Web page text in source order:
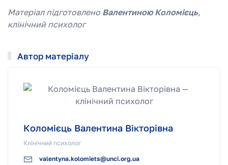
Матеріал підготовлено Валентиною Коломієць,
клінічний психолог
Автор матеріалу
Коломієць Валентина Вікторівна
Клінічний психолог
valentyna.kolomiets@unci.org.ua